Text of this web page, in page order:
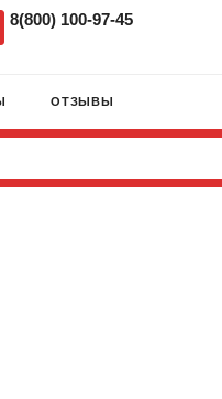
8(800) 100-97-45
ОТЗЫВЫ